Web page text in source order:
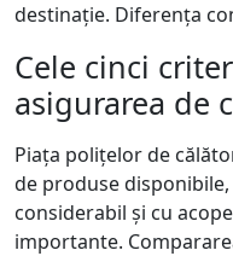
destinație. Diferența
Cele cinci
asigurarea de
Piața polițelor de
de produse
considerabil și cu
importante.